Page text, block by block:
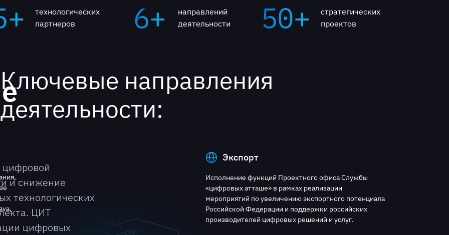
цифровой
и снижение
технологических
ЦИТ
цифровых
технологических
партнеров
6+
направлений
деятельности
50+
стратегических
проектов
Ключевые направления
деятельности:
Экспорт
Исполнение функций Проектного офиса Службы
«цифровых атташе» в рамках реализации
мероприятий по увеличению экспортного потенциала
Российской Федерации и поддержки российских
производителей цифровых решений и услуг.